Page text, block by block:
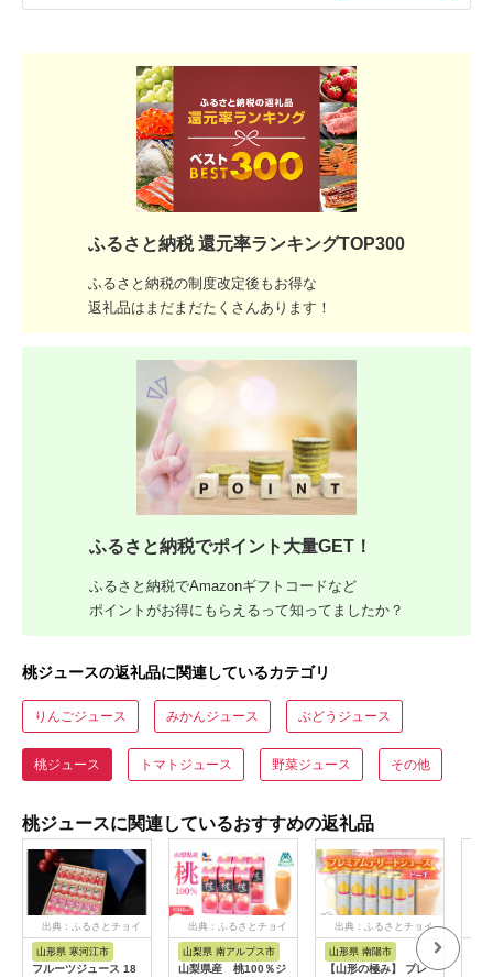
ふるさと納税 還元率ランキングTOP300
ふるさと納税の制度改定後もお得な
返礼品はまだまだたくさんあります！
ふるさと納税でポイント大量GET！
ふるさと納税でAmazonギフトコードなど
ポイントがお得にもらえるって知ってましたか？
桃ジュースの返礼品に関連しているカテゴリ
りんごジュース みかんジュース ぶどうジュース
桃ジュース トマトジュース 野菜ジュース その他
桃ジュースに関連しているおすすめの返礼品
出典：ふるさとチョイ
山形県 寒河江市
フルーツジュース 18
出典：ふるさとチョイ
ス
山梨県 南アルプス市
山梨県産 桃100％ジ
出典：ふるさとチョイ
山形県 南陽市
【山形の極み】 プレ